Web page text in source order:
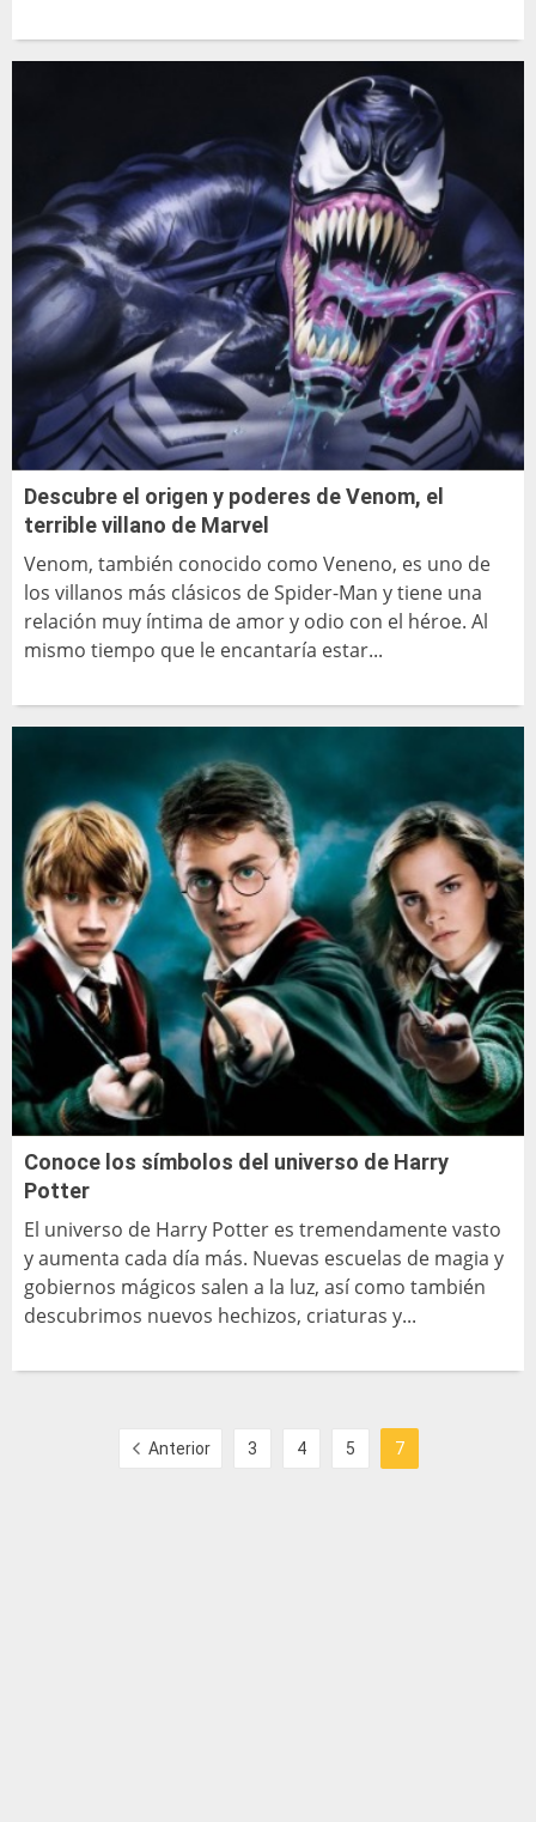
Descubre el origen y poderes de Venom, el
terrible villano de Marvel
Venom, también conocido como Veneno, es uno de
los villanos más clásicos de Spider-Man y tiene una
relación muy íntima de amor y odio con el héroe. Al
mismo tiempo que le encantaría estar...
Conoce los símbolos del universo de Harry
Potter
El universo de Harry Potter es tremendamente vasto
y aumenta cada día más. Nuevas escuelas de magia y
gobiernos mágicos salen a la luz, así como también
descubrimos nuevos hechizos, criaturas y...
Anterior 3 4 5 7